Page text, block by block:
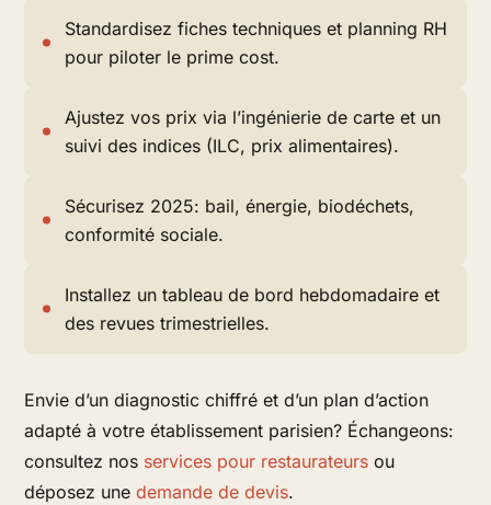
Standardisez fiches techniques et planning RH
pour piloter le prime cost.
Ajustez vos prix via l’ingénierie de carte et un
suivi des indices (ILC, prix alimentaires).
Sécurisez 2025: bail, énergie, biodéchets,
conformité sociale.
Installez un tableau de bord hebdomadaire et
des revues trimestrielles.
Envie d’un diagnostic chiffré et d’un plan d’action
adapté à votre établissement parisien? Échangeons:
consultez nos services pour restaurateurs ou
déposez unedemande de devis.